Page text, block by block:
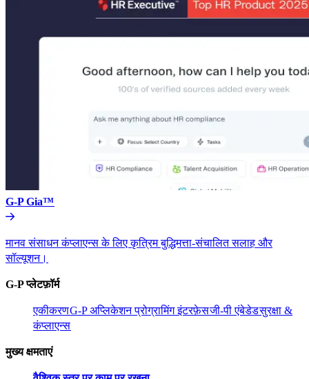
G-P Gia™​​
मानव संसाधन कंप्लाएन्स के लिए कृत्रिम बुद्धिमत्ता-संचालित सलाह और
सॉल्यूशन।​​
G-P प्लेटफ़ॉर्म​​
एकीकरण​​G-P अप्लिकेशन प्रोग्रामिंग इंटरफ़ेस​​जी-पी एंबेडेड​​सुरक्षा &
कंप्लाएन्स​​
मुख्य क्षमताएं​​